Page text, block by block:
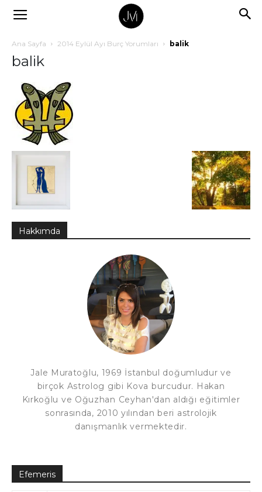
Ana Sayfa 2014 Eylül Ayı Burç Yorumları balik
balik
Hakkımda
Jale Muratoğlu, 1969 İstanbul doğumludur ve
birçok Astrolog gibi Kova burcudur. Hakan
Kırkoğlu ve Oğuzhan Ceyhan'dan aldığı eğitimler
sonrasında, 2010 yılından beri astrolojik
danışmanlık vermektedir.
Efemeris